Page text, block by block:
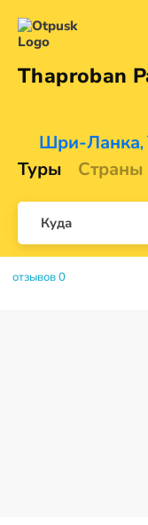
Thaproban
Шри-Ланка,
Туры Страны
Куда
отзывов 0